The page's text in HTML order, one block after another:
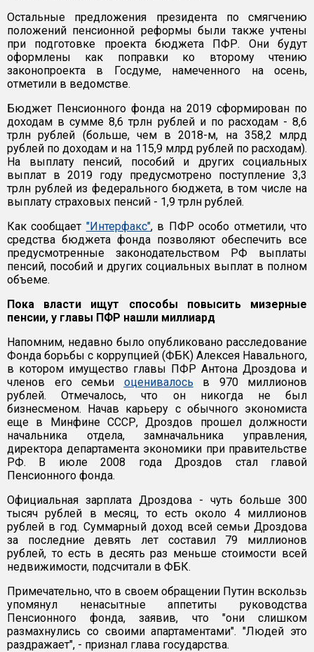
Остальные предложения президента по смягчению
положений пенсионной реформы были также учтены
при подготовке проекта бюджета ПФР. Они будут
оформлены как поправки ко второму чтению
законопроекта в Госдуме, намеченного на осень,
отметили в ведомстве.
Бюджет Пенсионного фонда на 2019 сформирован по
доходам в сумме 8,6 трлн рублей и по расходам - 8,6
трлн рублей (больше, чем в 2018-м, на 358,2 млрд
рублей по доходам и на 115,9 млрд рублей по расходам).
На выплату пенсий, пособий и других социальных
выплат в 2019 году предусмотрено поступление 3,3
трлн рублей из федерального бюджета, в том числе на
выплату страховых пенсий - 1,9 трлн рублей.
Как сообщает "Интерфакс", в ПФР особо отметили, что
средства бюджета фонда позволяют обеспечить все
предусмотренные законодательством РФ выплаты
пенсий, пособий и других социальных выплат в полном
объеме.
Пока власти ищут способы повысить мизерные
пенсии, у главы ПФР нашли миллиард
Напомним, недавно было опубликовано расследование
Фонда борьбы с коррупцией (ФБК) Алексея Навального,
в котором имущество главы ПФР Антона Дроздова и
членов его семьи оценивалось в 970 миллионов
рублей. Отмечалось, что он никогда не был
бизнесменом. Начав карьеру с обычного экономиста
еще в Минфине СССР, Дроздов прошел должности
начальника отдела, замначальника управления,
директора департамента экономики при правительстве
РФ. В июле 2008 года Дроздов стал главой
Пенсионного фонда.
Официальная зарплата Дроздова - чуть больше 300
тысяч рублей в месяц, то есть около 4 миллионов
рублей в год. Суммарный доход всей семьи Дроздова
за последние девять лет составил 79 миллионов
рублей, то есть в десять раз меньше стоимости всей
недвижимости, подсчитали в ФБК.
Примечательно, что в своем обращении Путин вскользь
упомянул ненасытные аппетиты руководства
Пенсионного фонда, заявив, что "они слишком
размахнулись со своими апартаментами". "Людей это
раздражает", - признал глава государства.